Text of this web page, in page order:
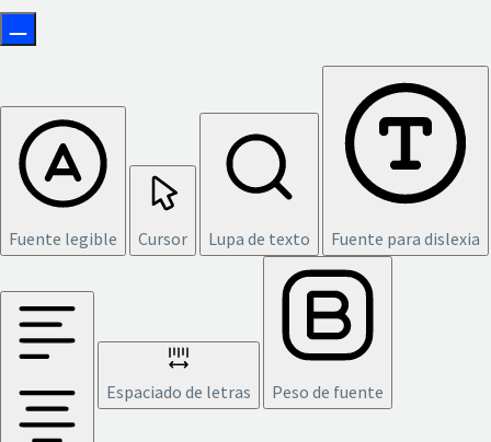
Fuente legible Cursor Lupa de texto Fuente para dislexia
Espaciado de letras Peso de fuente